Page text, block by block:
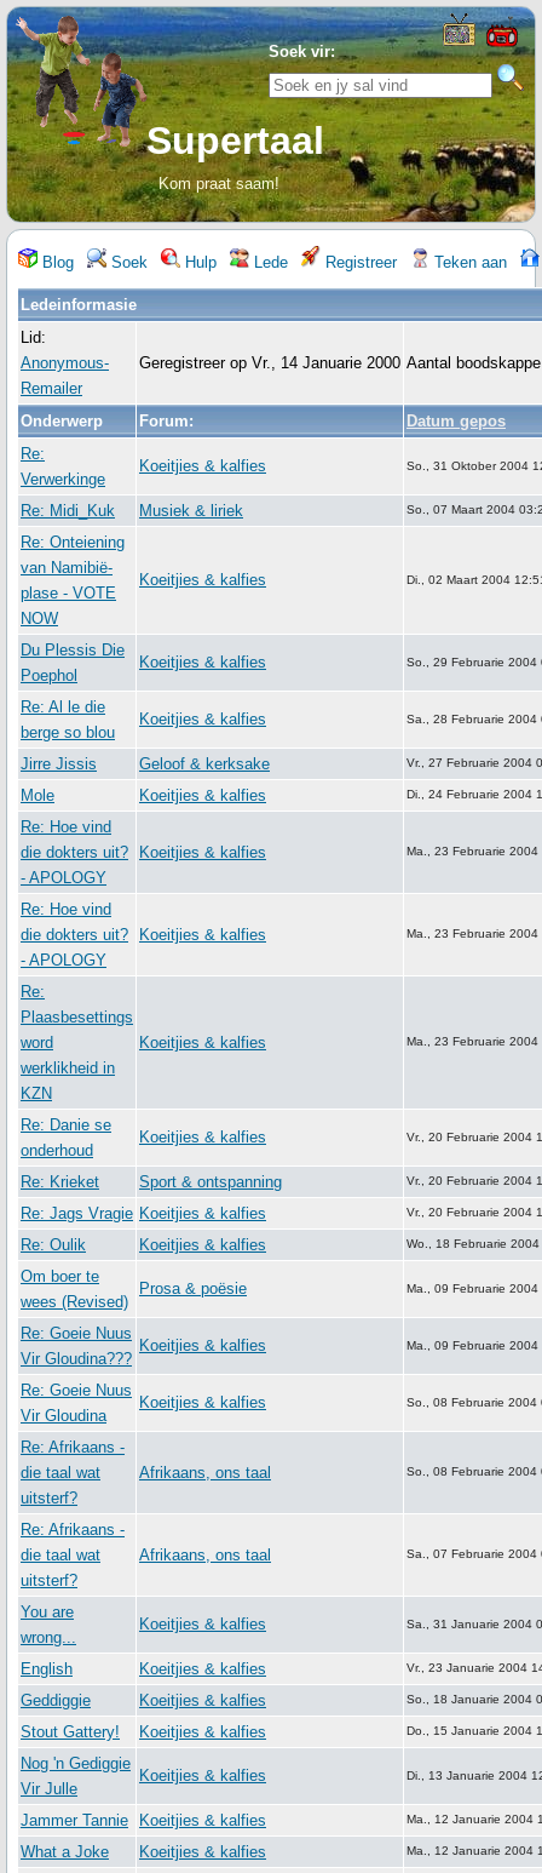
Soek vir:
Supertaal
Kom praat saam!
Blog Soek Hulp Lede Registreer Teken aan
Ledeinformasie
Lid:
Anonymous-
Remailer
Geregistreer op Vr., 14 Januarie 2000 Aantal
Onderwerp Forum:
Datum gepos
Re:
Verwerkinge
Koeitjies & kalfies So., 31 Oktober 2004
Re: Midi_Kuk Musiek & liriek So., 07 Maart 2004
Re: Onteiening
van Namibië-
plase - VOTE
NOW
Koeitjies & kalfies Di., 02 Maart 2004
Du Plessis Die
Poephol
Koeitjies & kalfies So., 29 Februarie 2004
Re: Al le die
berge so blou
Koeitjies & kalfies Sa., 28 Februarie 2004
Jirre Jissis Geloof & kerksake Vr., 27 Februarie 2004
Mole Koeitjies & kalfies Di., 24 Februarie 2004
Re: Hoe vind
die dokters uit?
- APOLOGY
Koeitjies & kalfies Ma., 23 Februarie 2004
Re: Hoe vind
die dokters uit?
- APOLOGY
Koeitjies & kalfies Ma., 23 Februarie 2004
Re:
Plaasbesettings
word
werklikheid in
KZN
Koeitjies & kalfies Ma., 23 Februarie 2004
Re: Danie se
onderhoud
Koeitjies & kalfies Vr., 20 Februarie 2004
Re: Krieket Sport & ontspanning Vr., 20 Februarie 2004
Re: Jags Vragie Koeitjies & kalfies Vr., 20 Februarie 2004
Re: Oulik Koeitjies & kalfies Wo., 18 Februarie
Om boer te
wees (Revised)
Prosa & poësie Ma., 09 Februarie 2004
Re: Goeie Nuus
Vir Gloudina???
Koeitjies & kalfies Ma., 09 Februarie 2004
Re: Goeie Nuus
Vir Gloudina
Koeitjies & kalfies So., 08 Februarie 2004
Re: Afrikaans -
die taal wat
uitsterf?
Afrikaans, ons taal So., 08 Februarie 2004
Re: Afrikaans -
die taal wat
uitsterf?
Afrikaans, ons taal Sa., 07 Februarie 2004
You are
wrong...
Koeitjies & kalfies Sa., 31 Januarie 2004
English Koeitjies & kalfies Vr., 23 Januarie 2004
Geddiggie Koeitjies & kalfies So., 18 Januarie 2004
Stout Gattery! Koeitjies & kalfies Do., 15 Januarie 2004
Nog 'n Gediggie
Vir Julle
Koeitjies & kalfies Di., 13 Januarie 2004
Jammer Tannie Koeitjies & kalfies Ma., 12 Januarie 2004
What a Joke Koeitjies & kalfies Ma., 12 Januarie 2004